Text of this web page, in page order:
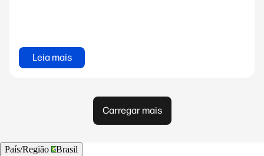
Leia mais
Carregar mais
País/Região
Brasil